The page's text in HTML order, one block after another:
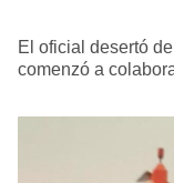
El oficial desertó
comenzó a